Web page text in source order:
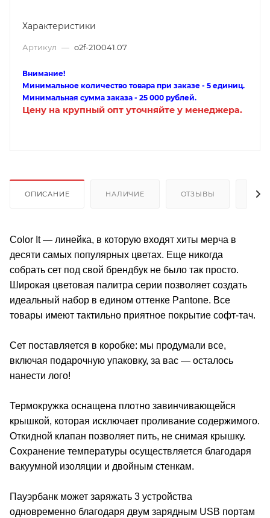
Характеристики
Артикул — o2f-210041.07
Внимание!
Минимальное количество товара при заказе - 5 единиц.
Минимальная сумма заказа - 25 000 рублей.
Цену на крупный опт уточняйте у менеджера.
ОПИСАНИЕ НАЛИЧИЕ ОТЗЫВЫ
Color It — линейка, в которую входят хиты мерча в
десяти самых популярных цветах. Еще никогда
собрать сет под свой брендбук не было так просто.
Широкая цветовая палитра серии позволяет создать
идеальный набор в едином оттенке Pantone. Все
товары имеют тактильно приятное покрытие софт-тач.
Сет поставляется в коробке: мы продумали все,
включая подарочную упаковку, за вас — осталось
нанести лого!
Термокружка оснащена плотно завинчивающейся
крышкой, которая исключает проливание содержимого.
Откидной клапан позволяет пить, не снимая крышку.
Сохранение температуры осуществляется благодаря
вакуумной изоляции и двойным стенкам.
Пауэрбанк может заряжать 3 устройства
одновременно благодаря двум зарядным USB портам